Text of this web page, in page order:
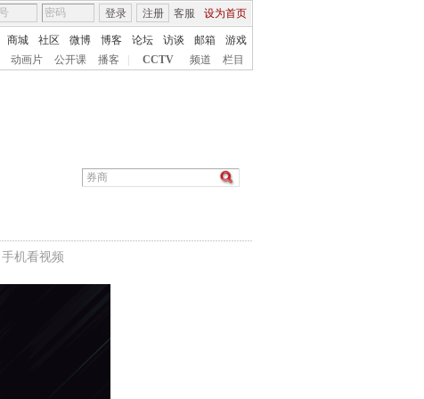
客服 设为首页
登录 注册
商城 社区 微博 博客 论坛 访谈 邮箱
游戏
动画片 公开课 播客 CCTV 频道 栏目
手机看视频